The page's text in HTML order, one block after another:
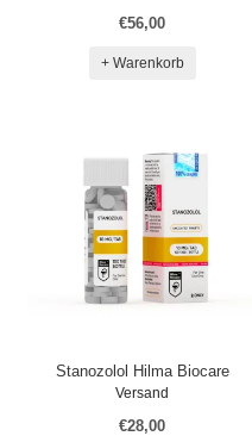
€56,00
+ Warenkorb
Stanozolol Hilma Biocare
Versand
€28,00